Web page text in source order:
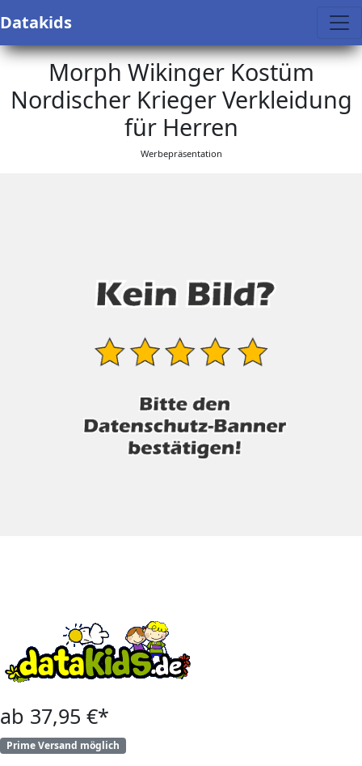
Datakids
Morph Wikinger Kostüm
Nordischer Krieger Verkleidung
für Herren
Werbepräsentation
ab 37,95 €*
Prime Versand möglich